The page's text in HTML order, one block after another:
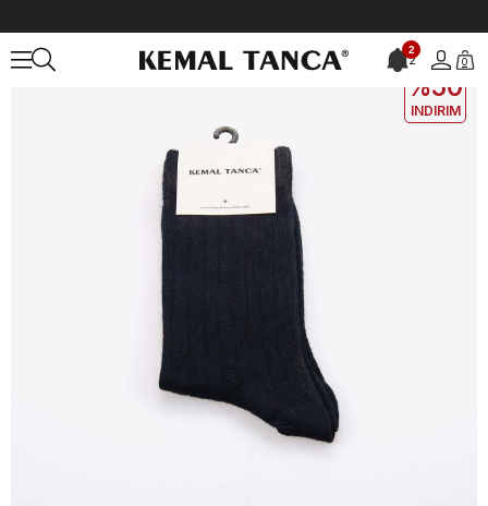
2
2 0
2. ÜRÜNE
%50
INDIRIM